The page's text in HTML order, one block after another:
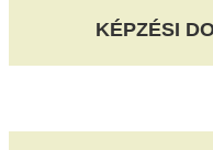
KÉPZÉSI